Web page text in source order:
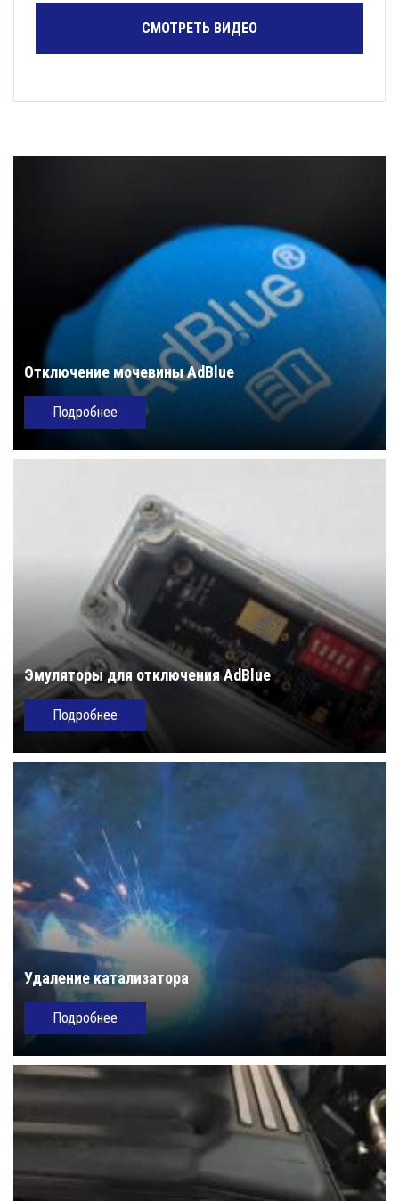
СМОТРЕТЬ ВИДЕО
Отключение мочевины AdBlue
Подробнее
Эмуляторы для отключения AdBlue
Подробнее
Удаление катализатора
Подробнее